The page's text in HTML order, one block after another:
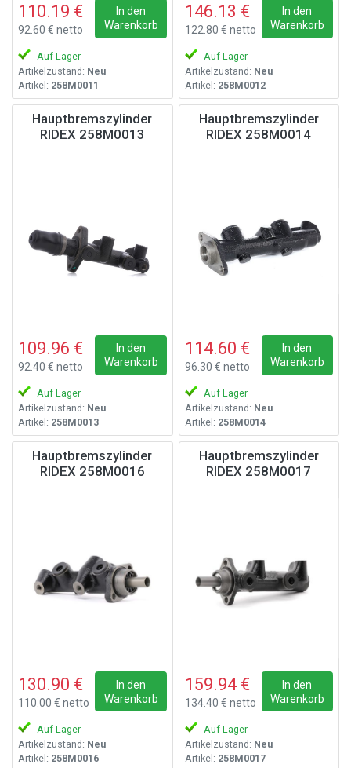
110.19 €
92.60 € netto
In den
Warenkorb
Auf Lager
Artikelzustand: Neu
Artikel: 258M0011
146.13 €
122.80 € netto
In den
Warenkorb
Auf Lager
Artikelzustand: Neu
Artikel: 258M0012
Hauptbremszylinder
RIDEX 258M0013
109.96 €
92.40 € netto
In den
Warenkorb
Auf Lager
Artikelzustand: Neu
Artikel: 258M0013
Hauptbremszylinder
RIDEX 258M0014
114.60 €
96.30 € netto
In den
Warenkorb
Auf Lager
Artikelzustand: Neu
Artikel: 258M0014
Hauptbremszylinder
RIDEX 258M0016
130.90 €
110.00 € netto
In den
Warenkorb
Auf Lager
Artikelzustand: Neu
Artikel: 258M0016
Hauptbremszylinder
RIDEX 258M0017
159.94 €
134.40 € netto
In den
Warenkorb
Auf Lager
Artikelzustand: Neu
Artikel: 258M0017